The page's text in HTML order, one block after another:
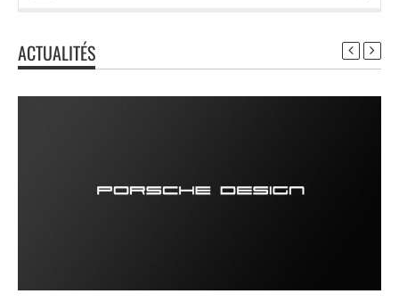
ACTUALITÉS